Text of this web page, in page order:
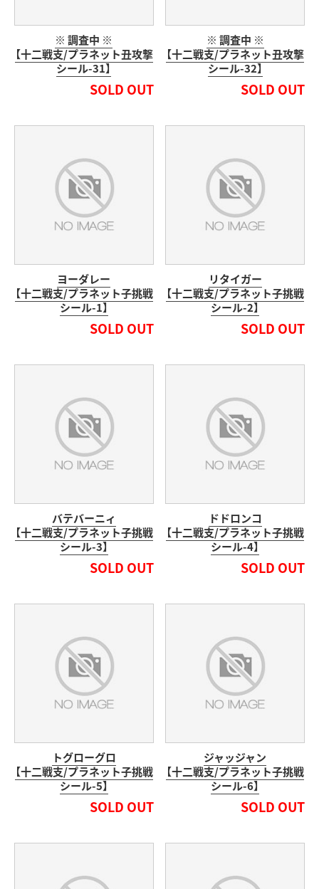
※ 調査中 ※
【十二戦支/プラネット丑攻撃
シール-31】
SOLD OUT
※ 調査中 ※
【十二戦支/プラネット丑攻撃
シール-32】
SOLD OUT
ヨーダレー
【十二戦支/プラネット子挑戦
シール-1】
SOLD OUT
リタイガー
【十二戦支/プラネット子挑戦
シール-2】
SOLD OUT
バテバーニィ
【十二戦支/プラネット子挑戦
シール-3】
SOLD OUT
ドドロンコ
【十二戦支/プラネット子挑戦
シール-4】
SOLD OUT
トグローグロ
【十二戦支/プラネット子挑戦
シール-5】
SOLD OUT
ジャッジャン
【十二戦支/プラネット子挑戦
シール-6】
SOLD OUT